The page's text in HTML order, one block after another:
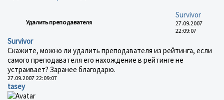
Удалить преподавателя
Survivor
27.09.2007
22:09:07
Survivor
Скажите, можно ли удалить преподавателя из рейтинга, если
самого преподавателя его нахождение в рейтинге не
устраивает? Заранее благодарю.
27.09.2007 22:09:07
tasey